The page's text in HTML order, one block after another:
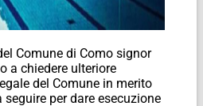
Comune di Como signor
a chiedere ulteriore
del Comune in merito
per dare esecuzione